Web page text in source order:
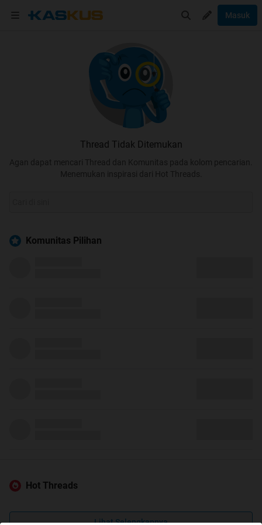
Masuk
Thread Tidak Ditemukan
Agan dapat mencari Thread dan Komunitas pada kolom pencarian.
Menemukan inspirasi dari Hot Threads.
Komunitas Pilihan
Hot Threads
Lihat Selengkapnya